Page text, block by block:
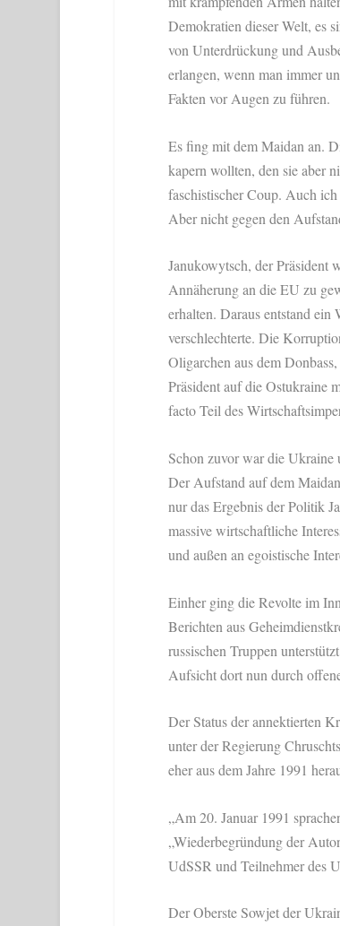
Demokratien dieser Welt, es
von Unterdrückung und
erlangen, wenn man immer
Fakten vor Augen zu führen.
Es fing mit dem Maidan an.
kapern wollten, den sie aber
faschistischer Coup. Auch
Aber nicht gegen den
Janukowytsch, der Präsident
Annäherung an die EU zu
erhalten. Daraus entstand
verschlechterte. Die
Oligarchen aus dem
Präsident auf die Ostukraine
facto Teil des
Schon zuvor war die Ukraine
Der Aufstand auf dem
nur das Ergebnis der Politik
massive wirtschaftliche
und außen an egoistische
Einher ging die Revolte im
Berichten aus
russischen Truppen
Aufsicht dort nun durch
Der Status der annektierten
unter der Regierung
eher aus dem Jahre 1991
„Am 20. Januar 1991
„Wiederbegründung der
UdSSR und Teilnehmer des
Der Oberste Sowjet der